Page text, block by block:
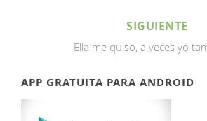
SIGUIENTE
Ella me quiso, a veces yo
APP GRATUITA PARA ANDROID